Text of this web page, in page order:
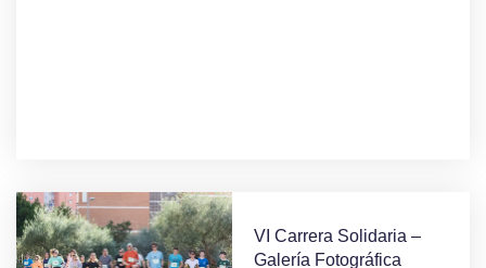
VI Carrera Solidaria –
Galería Fotográfica